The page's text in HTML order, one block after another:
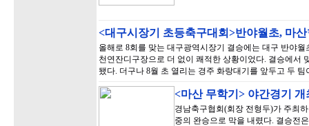
<대구시장기 초등축구대회>반야월초, 마
올해로 8회를 맞는 대구광역시장기 결승에는 대구 반야
천연잔디구장으로 더 없이 쾌적한 상황이었다. 결승에서
됐다. 더구나 8월 초 열리는 경주 화랑대기를 앞두고 두
<마산 무학기> 야간경기
경남축구협회(회장 전형두)가 주최
중의 완승으로 막을 내렸다. 결승전